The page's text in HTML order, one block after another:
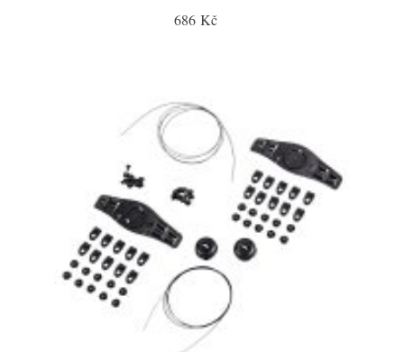
686 Kč